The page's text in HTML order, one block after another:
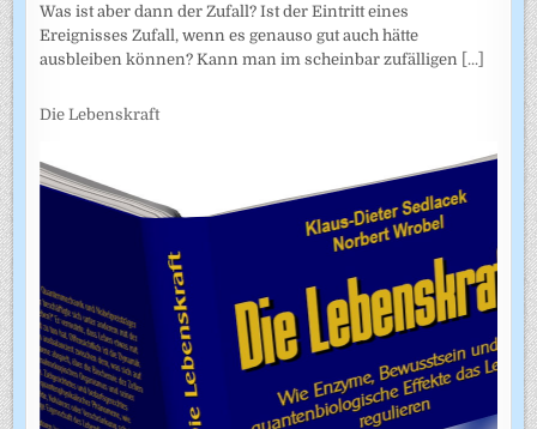
Was ist aber dann der Zufall? Ist der Eintritt eines
Ereignisses Zufall, wenn es genauso gut auch hätte
ausbleiben können? Kann man im scheinbar zufälligen [...]
Die Lebenskraft